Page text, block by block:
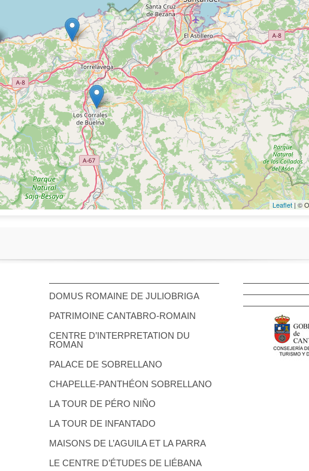
Leaflet | ©
DOMUS ROMAINE DE JULIOBRIGA
PATRIMOINE CANTABRO-ROMAIN
CENTRE D’INTERPRETATION DU
ROMAN
PALACE DE SOBRELLANO
CHAPELLE-PANTHÉON SOBRELLANO
LA TOUR DE PÉRO NIÑO
LA TOUR DE INFANTADO
MAISONS DE L’AGUILA ET LA PARRA
LE CENTRE D’ÉTUDES DE LIÉBANA